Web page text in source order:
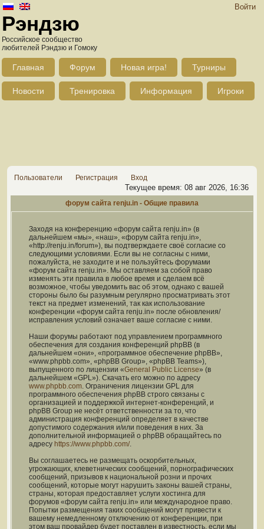
Войти
Рэндзю
Российское сообщество
любителей Рэндзю и Гомоку
Главная Форум Новая игра! Турниры
Новости Тренировка Информация Игроки
Пользователи Регистрация Вход
Текущее время: 08 авг 2026, 16:36
форум сайта renju.in - Общие правила
Заходя на конференцию «форум сайта renju.in» (в
дальнейшем «мы», «наш», «форум сайта renju.in»,
«http://renju.in/forum»), вы подтверждаете своё согласие со
следующими условиями. Если вы не согласны с ними,
пожалуйста, не заходите и не пользуйтесь форумами
«форум сайта renju.in». Мы оставляем за собой право
изменять эти правила в любое время и сделаем всё
возможное, чтобы уведомить вас об этом, однако с вашей
стороны было бы разумным регулярно просматривать этот
текст на предмет изменений, так как использование
конференции «форум сайта renju.in» после обновления/
исправления условий означает ваше согласие с ними.
Наши форумы работают под управлением программного
обеспечения для создания конференций phpBB (в
дальнейшем «они», «программное обеспечение phpBB»,
«www.phpbb.com», «phpBB Group», «phpBB Teams»),
выпущенного по лицензии «General Public License» (в
дальнейшем «GPL»). Скачать его можно по адресу
www.phpbb.com. Ограничения лицензии GPL для
программного обеспечения phpBB строго связаны с
организацией и поддержкой интернет-конференций, и
phpBB Group не несёт ответственности за то, что
администрация конференций определяет в качестве
допустимого содержания и/или поведения в них. За
дополнительной информацией о phpBB обращайтесь по
адресу https://www.phpbb.com/.
Вы соглашаетесь не размещать оскорбительных,
угрожающих, клеветнических сообщений, порнографических
сообщений, призывов к национальной розни и прочих
сообщений, которые могут нарушить законы вашей страны,
страны, которая предоставляет услуги хостинга для
форумов «форум сайта renju.in» или международное право.
Попытки размещения таких сообщений могут привести к
вашему немедленному отключению от конференции, при
этом ваш провайдер будет поставлен в известность, если мы